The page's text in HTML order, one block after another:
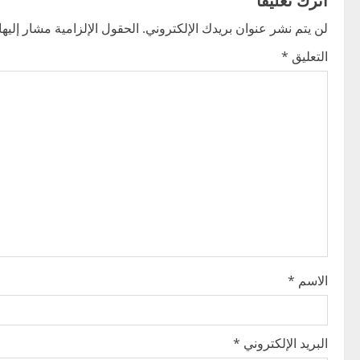
n
a
v
i
o
n
لن يتم نشر عنوان بريدك الإلكتروني. الحقول الإلزامية مشار
التعليق *
الاسم *
البريد الإلكتروني *